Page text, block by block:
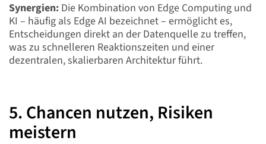
Synergien: Die Kombination von Edge Computing und
KI – häufig als Edge AI bezeichnet – ermöglicht es,
Entscheidungen direkt an der Datenquelle zu treffen,
was zu schnelleren Reaktionszeiten und einer
dezentralen, skalierbaren Architektur führt.
5. Chancen nutzen, Risiken
meistern